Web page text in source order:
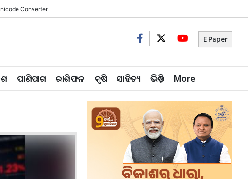
Converter
E Paper
ପାଣିପାଗ ରାଶିଫଳ କୃଷି ସାହିତ୍ୟ ଭିଡ଼ିଓ More